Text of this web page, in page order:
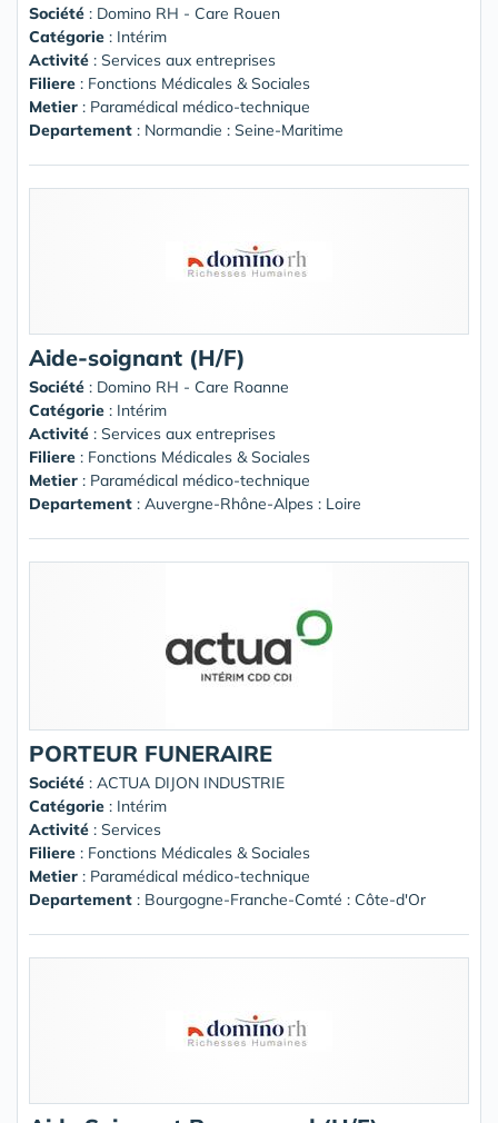
Société : Domino RH - Care Rouen
Catégorie : Intérim
Activité : Services aux entreprises
Filiere : Fonctions Médicales & Sociales
Metier : Paramédical médico-technique
Departement : Normandie : Seine-Maritime
Aide-soignant (H/F)
Société : Domino RH - Care Roanne
Catégorie : Intérim
Activité : Services aux entreprises
Filiere : Fonctions Médicales & Sociales
Metier : Paramédical médico-technique
Departement : Auvergne-Rhône-Alpes : Loire
PORTEUR FUNERAIRE
Société : ACTUA DIJON INDUSTRIE
Catégorie : Intérim
Activité : Services
Filiere : Fonctions Médicales & Sociales
Metier : Paramédical médico-technique
Departement : Bourgogne-Franche-Comté : Côte-d'Or